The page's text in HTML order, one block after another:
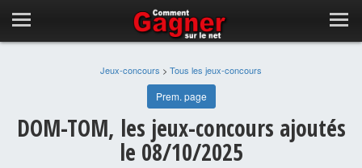
Jeux-concours > Tous les jeux-concours
Prem. page
DOM-TOM, les jeux-concours ajoutés
le 08/10/2025